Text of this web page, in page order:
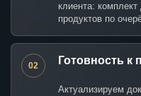
клиента:
продуктов по
02 Готовность к
Актуализируем